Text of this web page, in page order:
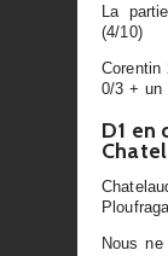
La
(4/10)
0/3 + un
D1 en
Nous